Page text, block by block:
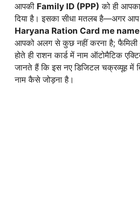
आपकी Family ID (PPP) को ही
दिया है। इसका सीधा मतलब है—अगर आप
Haryana Ration Card me
आपको अलग से कुछ नहीं करना है; फैमिली
होते ही राशन कार्ड में नाम ऑटोमैटिक
जानते हैं कि इस नए डिजिटल चक्रव्यूह में
नाम कैसे जोड़ना है।